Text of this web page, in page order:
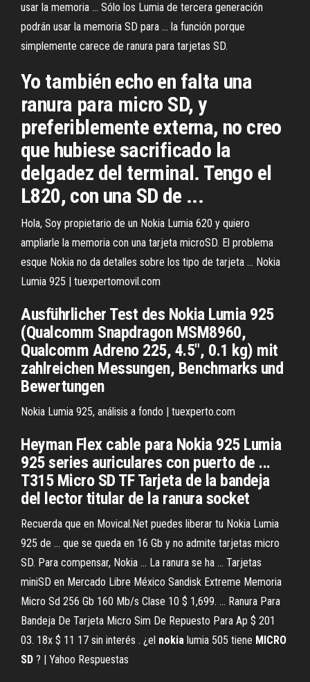
usar la memoria ... Sólo los Lumia de tercera generación
podrán usar la memoria SD para ... la función porque
simplemente carece de ranura para tarjetas SD.
Yo también echo en falta una
ranura para micro SD, y
preferiblemente externa, no creo
que hubiese sacrificado la
delgadez del terminal. Tengo el
L820, con una SD de ...
Hola, Soy propietario de un Nokia Lumia 620 y quiero
ampliarle la memoria con una tarjeta microSD. El problema
esque Nokia no da detalles sobre los tipo de tarjeta ... Nokia
Lumia 925 | tuexpertomovil.com
Ausführlicher Test des Nokia Lumia 925
(Qualcomm Snapdragon MSM8960,
Qualcomm Adreno 225, 4.5", 0.1 kg) mit
zahlreichen Messungen, Benchmarks und
Bewertungen
Nokia Lumia 925, análisis a fondo | tuexperto.com
Heyman Flex cable para Nokia 925 Lumia
925 series auriculares con puerto de ...
T315 Micro SD TF Tarjeta de la bandeja
del lector titular de la ranura socket
Recuerda que en Movical.Net puedes liberar tu Nokia Lumia
925 de ... que se queda en 16 Gb y no admite tarjetas micro
SD. Para compensar, Nokia ... La ranura se ha ... Tarjetas
miniSD en Mercado Libre México Sandisk Extreme Memoria
Micro Sd 256 Gb 160 Mb/s Clase 10 $ 1,699. ... Ranura Para
Bandeja De Tarjeta Micro Sim De Repuesto Para Ap $ 201
03. 18x $ 11 17 sin interés . ¿el nokia lumia 505 tiene MICRO
SD ? | Yahoo Respuestas